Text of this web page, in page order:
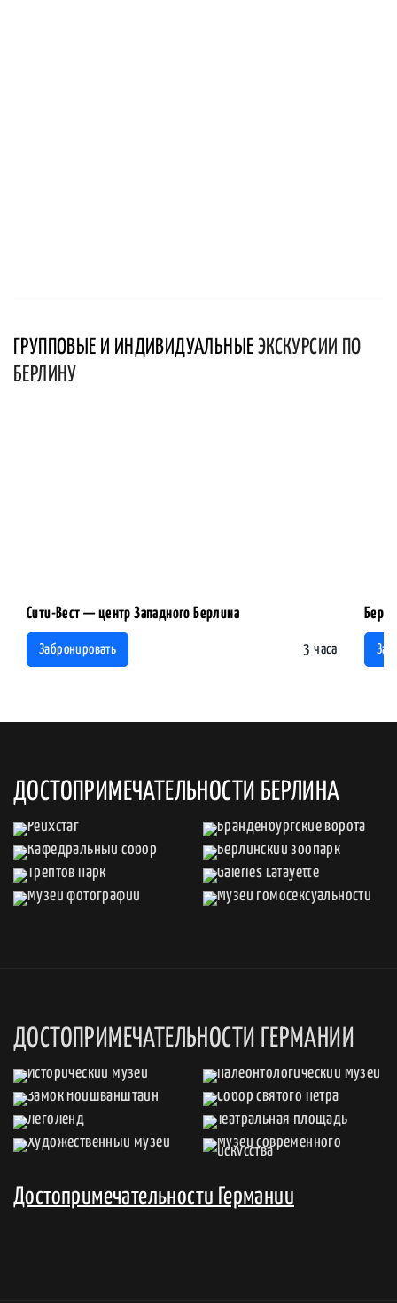
ГРУППОВЫЕ И ИНДИВИДУАЛЬНЫЕ ЭКСКУРСИИ ПО
БЕРЛИНУ
Сити-Вест — центр Западного Берлина
Забронировать 3 часа
ДОСТОПРИМЕЧАТЕЛЬНОСТИ БЕРЛИНА
ДОСТОПРИМЕЧАТЕЛЬНОСТИ ГЕРМАНИИ
Достопримечательности Германии